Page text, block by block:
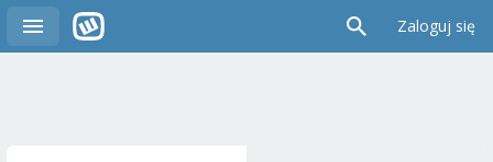
Zaloguj się